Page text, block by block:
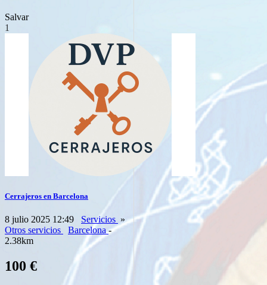
Salvar
1
Cerrajeros en Barcelona
8 julio 2025 12:49 Servicios »
Otros servicios
Barcelona-
2.38km
100 €